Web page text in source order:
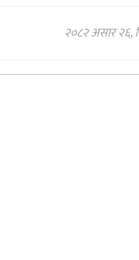
२०८२ असार २६,